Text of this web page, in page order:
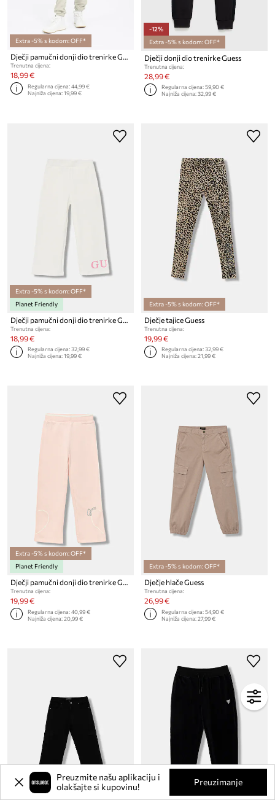
Extra -5% s kodom: OFF*
Dječji pamučni donji dio trenirke Guess
Trenutna cijena:
18,99 €
Regularna cijena:44,99 €
Najniža cijena:19,99 €
-12%
Extra -5% s kodom: OFF*
Dječji donji dio trenirke Guess
Trenutna cijena:
28,99 €
Regularna cijena:59,90 €
Najniža cijena:32,99 €
Extra -5% s kodom: OFF*
Planet Friendly
Dječji pamučni donji dio trenirke Guess
Trenutna cijena:
18,99 €
Regularna cijena:32,99 €
Najniža cijena:19,99 €
Extra -5% s kodom: OFF*
Dječje tajice Guess
Trenutna cijena:
19,99 €
Regularna cijena:32,99 €
Najniža cijena:21,99 €
Extra -5% s kodom: OFF*
Planet Friendly
Dječji pamučni donji dio trenirke Guess
Trenutna cijena:
19,99 €
Regularna cijena:40,99 €
Najniža cijena:20,99 €
Extra -5% s kodom: OFF*
Dječje hlače Guess
Trenutna cijena:
26,99 €
Regularna cijena:54,90 €
Najniža cijena:27,99 €
Preuzmite našu aplikaciju i
olakšajte si kupovinu!
Preuzimanje